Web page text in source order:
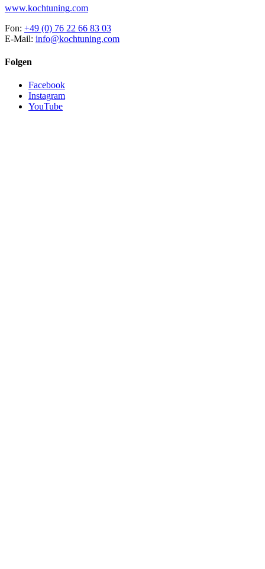
www.kochtuning.com
Fon: +49 (0) 76 22 66 83 03
E-Mail: info@kochtuning.com
Folgen
Facebook
Instagram
YouTube